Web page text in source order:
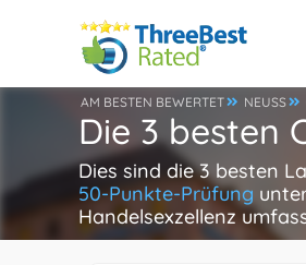
AM BESTEN BEWERTET NEUSS
Die 3 besten
Dies sind die 3 besten
50-Punkte-Prüfung
Handelsexzellenz